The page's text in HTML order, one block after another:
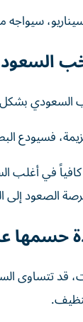
سيواجه
بشكل
فسيودع
في أغلب
الصعود إلى
تتساوى